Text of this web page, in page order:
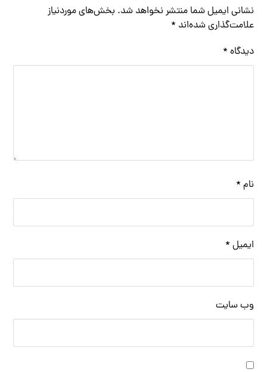
نشانی ایمیل شما منتشر نخواهد شد. بخش‌های موردنیاز
علامت‌گذاری شده‌اند *
دیدگاه *
نام *
ایمیل *
وب‌ سایت